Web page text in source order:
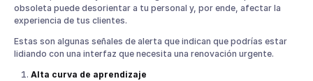
obsoleta puede desorientar a tu personal y, por ende, afectar la
experiencia de tus clientes.
Estas son algunas señales de alerta que indican que podrías estar
lidiando con una interfaz que necesita una renovación urgente.
Alta curva de aprendizaje